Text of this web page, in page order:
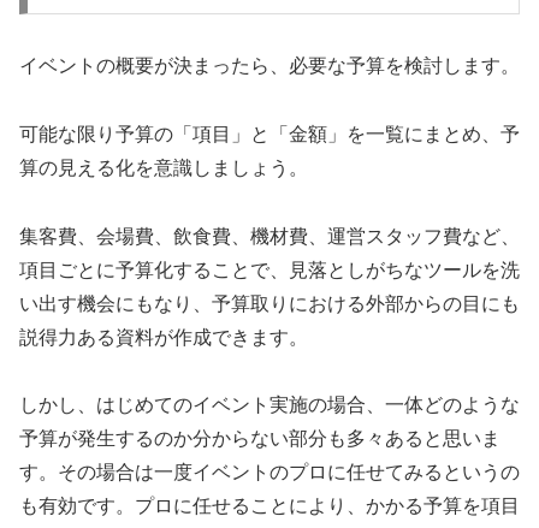
イベントの概要が決まったら、必要な予算を検討します。
可能な限り予算の「項目」と「金額」を一覧にまとめ、予
算の見える化を意識しましょう。
集客費、会場費、飲食費、機材費、運営スタッフ費など、
項目ごとに予算化することで、見落としがちなツールを洗
い出す機会にもなり、予算取りにおける外部からの目にも
説得力ある資料が作成できます。
しかし、はじめてのイベント実施の場合、一体どのような
予算が発生するのか分からない部分も多々あると思いま
す。その場合は一度イベントのプロに任せてみるというの
も有効です。プロに任せることにより、かかる予算を項目